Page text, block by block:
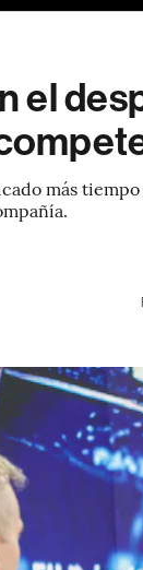
el
más